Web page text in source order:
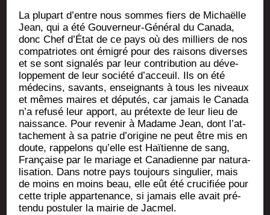
La plu­part d’entre nous sommes fiers de Michaëlle
Jean, qui a été Gou­ver­neur-Géné­ral du Cana­da,
donc Chef d’É­tat de ce pays où des mil­liers de nos
com­pa­triotes ont émi­gré pour des rai­sons diverses
et se sont signa­lés par leur contri­bu­tion au déve­
lop­pe­ment de leur socié­té d’ac­ceuil. Ils on été
méde­cins, savants, ensei­gnants à tous les niveaux
et mêmes maires et dépu­tés, car jamais le Cana­da
n’a refu­sé leur apport, au pré­texte de leur lieu de
nais­sance. Pour reve­nir à Madame Jean, dont l’at­
ta­che­ment à sa patrie d’o­ri­gine ne peut être mis en
doute, rap­pe­lons qu’elle est Haï­tienne de sang,
Fran­çaise par le mariage et Cana­dienne par natu­ra­
li­sa­tion. Dans notre pays tou­jours sin­gu­lier, mais
de moins en moins beau, elle eût été cru­ci­fiée pour
cette triple appar­te­nance, si jamais elle avait pré­
ten­du pos­tu­ler la mai­rie de Jacmel.